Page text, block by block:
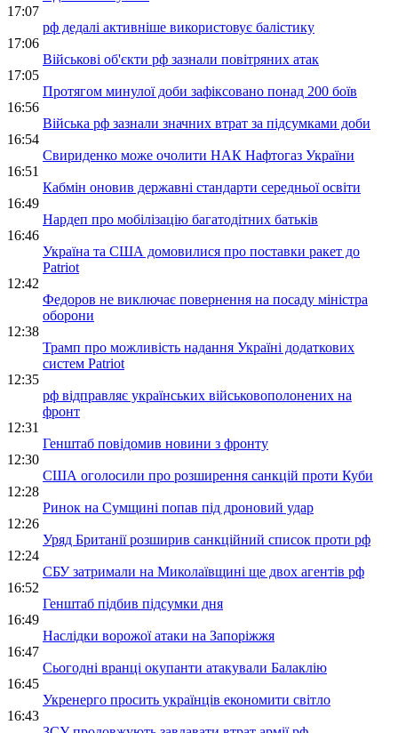
17:07
рф дедалі активніше використовує балістику
17:06
Військові об'єкти рф зазнали повітряних атак
17:05
Протягом минулої доби зафіксовано понад 200 боїв
16:56
Війська рф зазнали значних втрат за підсумками доби
16:54
Свириденко може очолити НАК Нафтогаз України
16:51
Кабмін оновив державні стандарти середньої освіти
16:49
Нардеп про мобілізацію багатодітних батьків
16:46
Україна та США домовилися про поставки ракет до
Patriot
12:42
Федоров не виключає повернення на посаду міністра
оборони
12:38
Трамп про можливість надання Україні додаткових
систем Patriot
12:35
рф відправляє українських військовополонених на
фронт
12:31
Генштаб повідомив новини з фронту
12:30
США оголосили про розширення санкцій проти Куби
12:28
Ринок на Сумщині попав під дроновий удар
12:26
Уряд Британії розширив санкційний список проти рф
12:24
СБУ затримали на Миколаївщині ще двох агентів рф
16:52
Генштаб підбив підсумки дня
16:49
Наслідки ворожої атаки на Запоріжжя
16:47
Сьогодні вранці окупанти атакували Балаклію
16:45
Укренерго просить українців економити світло
16:43